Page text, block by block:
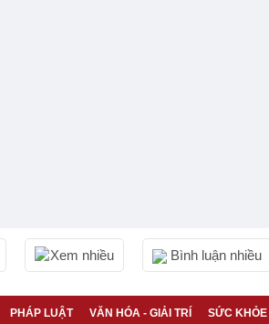
Xem nhiều Bình luận nhiều
PHÁP LUẬT VĂN HÓA - GIẢI TRÍ SỨC KHỎE